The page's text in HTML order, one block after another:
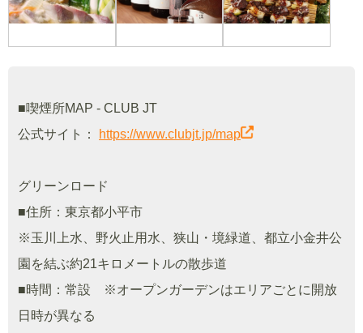
■喫煙所MAP - CLUB JT
公式サイト：
https://www.clubjt.jp/map
グリーンロード
■住所：東京都小平市
※玉川上水、野火止用水、狭山・境緑道、都立小金井公
園を結ぶ約21キロメートルの散歩道
■時間：常設 ※オープンガーデンはエリアごとに開放
日時が異なる